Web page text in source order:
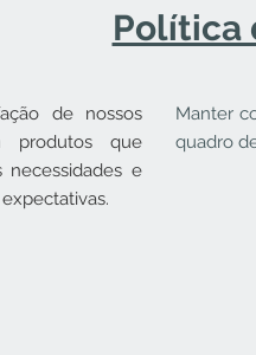
Política
de nossos
produtos que
necessidades e
Manter
quadro